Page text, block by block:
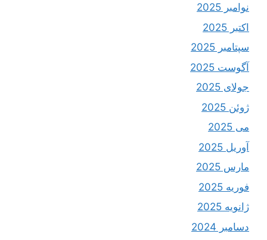
نوامبر 2025
اکتبر 2025
سپتامبر 2025
آگوست 2025
جولای 2025
ژوئن 2025
می 2025
آوریل 2025
مارس 2025
فوریه 2025
ژانویه 2025
دسامبر 2024